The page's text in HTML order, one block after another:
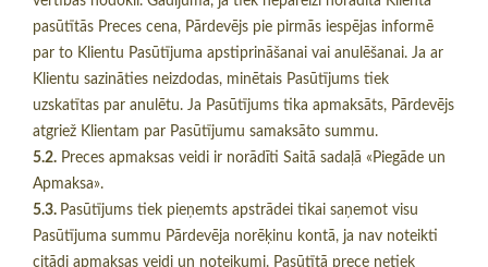
pasūtītās Preces cena, Pārdevējs pie pirmās iespējas informē
par to Klientu Pasūtījuma apstiprināšanai vai anulēšanai. Ja ar
Klientu sazināties neizdodas, minētais Pasūtījums tiek
uzskatītas par anulētu. Ja Pasūtījums tika apmaksāts, Pārdevējs
atgriež Klientam par Pasūtījumu samaksāto summu.
5.2. Preces apmaksas veidi ir norādīti Saitā sadaļā «Piegāde un
Apmaksa».
5.3. Pasūtījums tiek pieņemts apstrādei tikai saņemot visu
Pasūtījuma summu Pārdevēja norēķinu kontā, ja nav noteikti
citādi apmaksas veidi un noteikumi. Pasūtītā prece netiek